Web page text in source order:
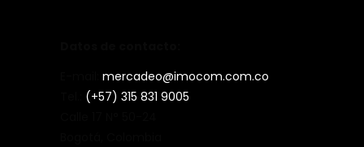
mercadeo@imocom.com.co
(+57) 315 831 9005